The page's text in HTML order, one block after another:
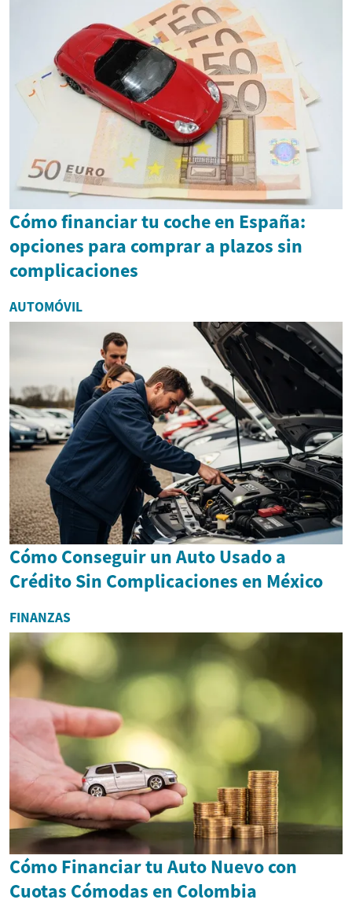
Cómo financiar tu coche en España:
opciones para comprar a plazos sin
complicaciones
AUTOMÓVIL
Cómo Conseguir un Auto Usado a
Crédito Sin Complicaciones en México
FINANZAS
Cómo Financiar tu Auto Nuevo con
Cuotas Cómodas en Colombia